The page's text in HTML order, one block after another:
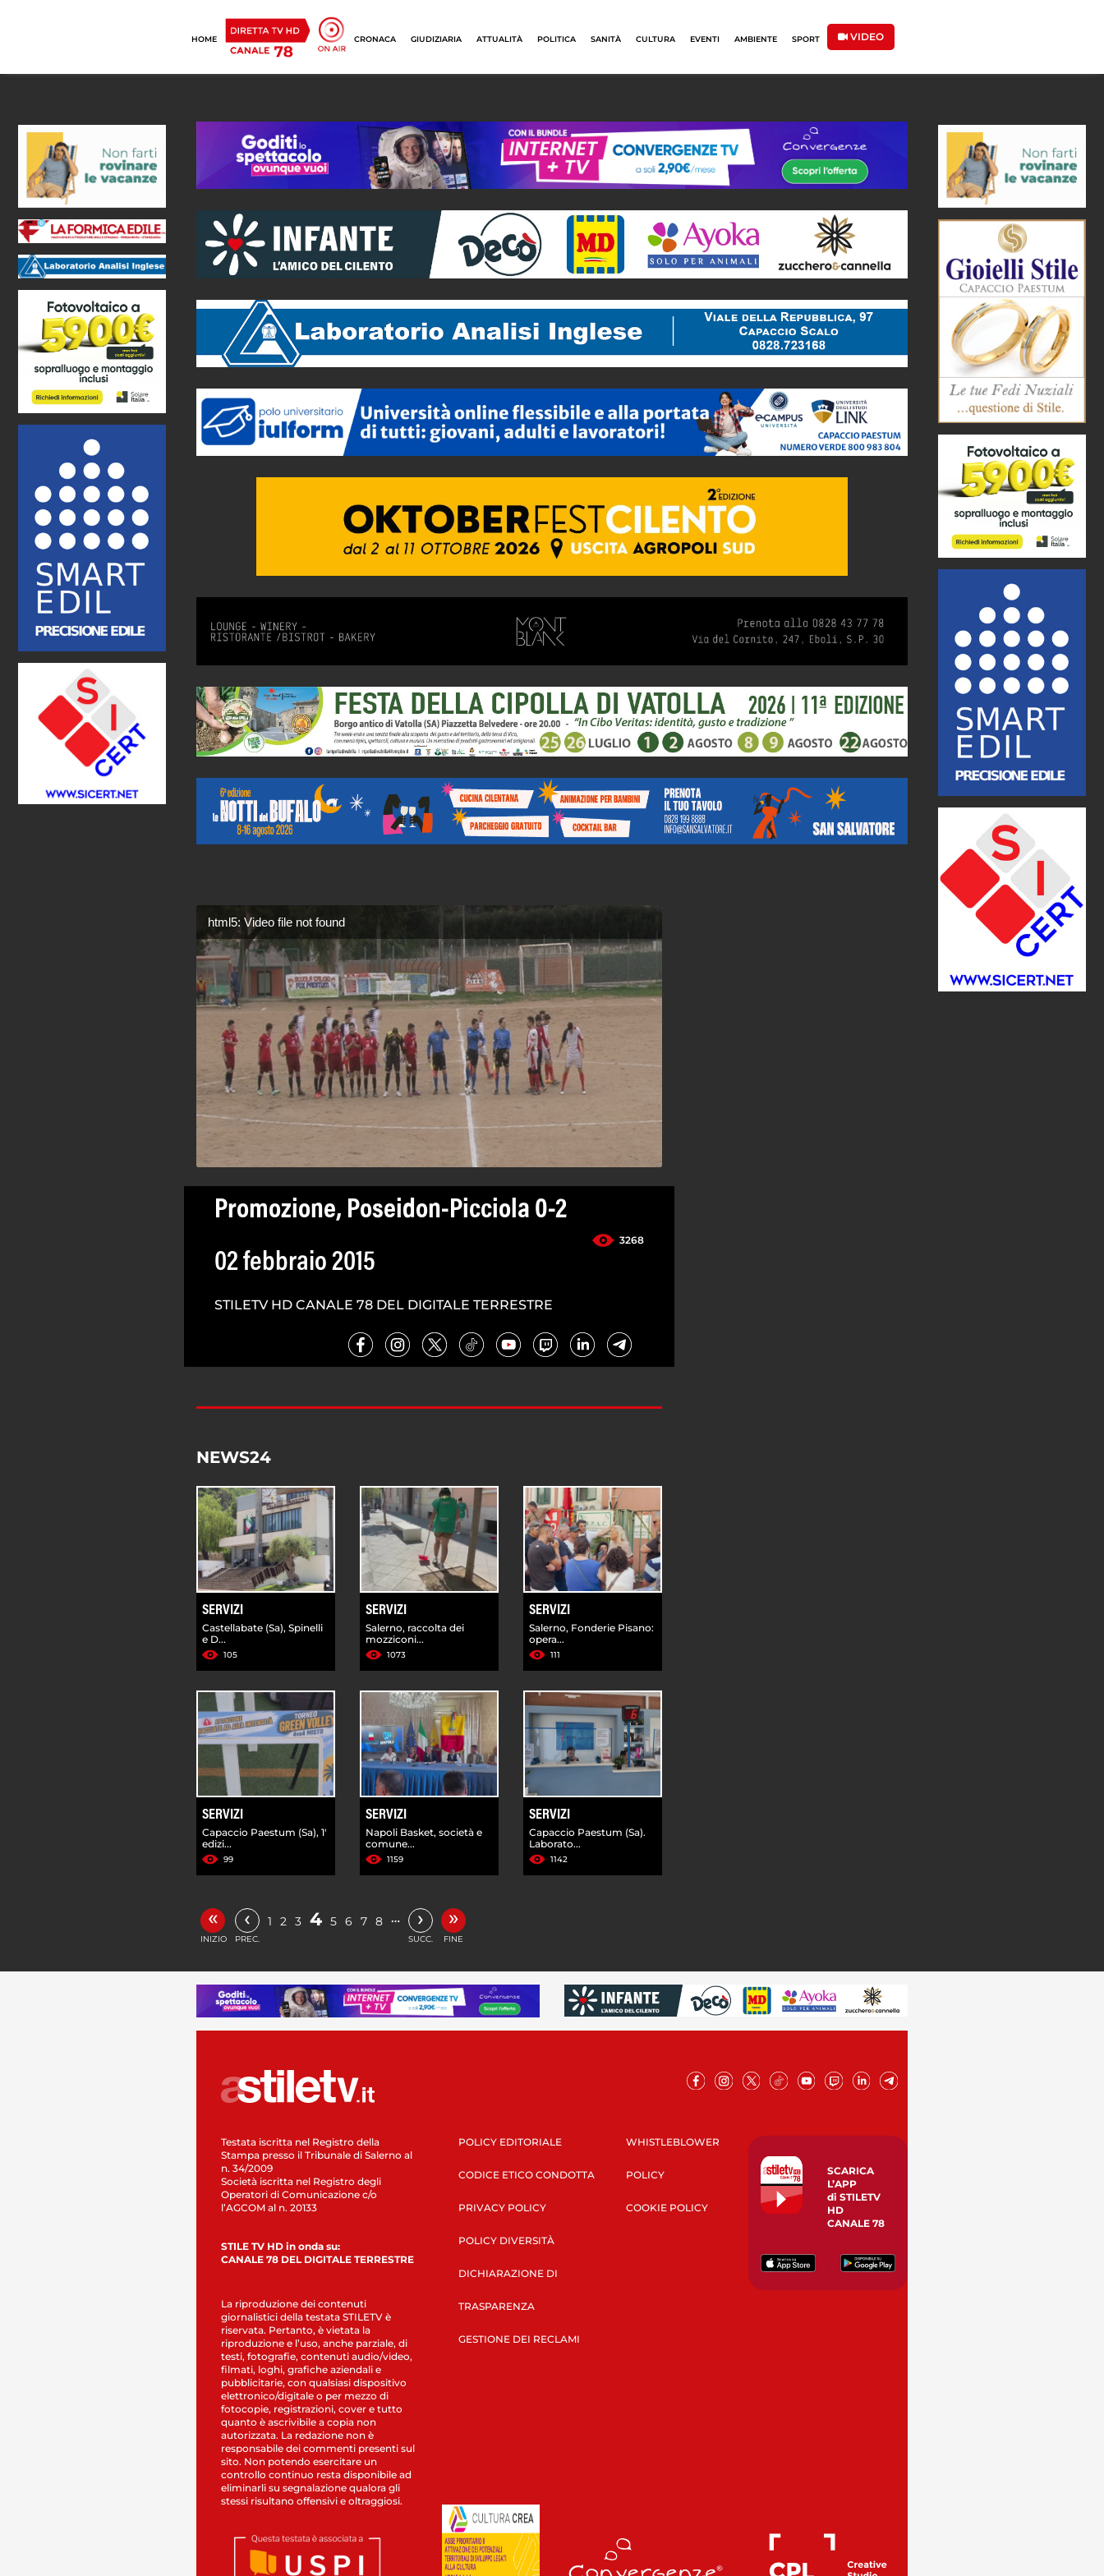
HOME CRONACA GIUDIZIARIA ATTUALITÀ POLITICA SANITÀ CULTURA EVENTI AMBIENTE SPORT VIDEO
html5: Video file not found
Promozione, Poseidon-Picciola 0-2
3268
02 febbraio 2015
STILETV HD CANALE 78 DEL DIGITALE TERRESTRE
NEWS24
SERVIZI
Castellabate (Sa), Spinelli
e D...
105
SERVIZI
Salerno, raccolta dei
mozziconi...
1073
SERVIZI
Salerno, Fonderie Pisano:
opera...
111
SERVIZI
Capaccio Paestum (Sa), 1'
edizi...
99
SERVIZI
Napoli Basket, società e
comune...
1159
SERVIZI
Capaccio Paestum (Sa).
Laborato...
1142
«
INIZIO
‹
PREC.
1 2 3 4 5 6 7 8 … ›
SUCC.
»
FINE
Testata iscritta nel Registro della
Stampa presso il Tribunale di Salerno al
n. 34/2009
Società iscritta nel Registro degli
Operatori di Comunicazione c/o
l’AGCOM al n. 20133
STILE TV HD in onda su:
CANALE 78 DEL DIGITALE TERRESTRE
La riproduzione dei contenuti
giornalistici della testata STILETV è
riservata. Pertanto, è vietata la
riproduzione e l’uso, anche parziale, di
testi, fotografie, contenuti audio/video,
filmati, loghi, grafiche aziendali e
pubblicitarie, con qualsiasi dispositivo
elettronico/digitale o per mezzo di
fotocopie, registrazioni, cover e tutto
quanto è ascrivibile a copia non
autorizzata. La redazione non è
responsabile dei commenti presenti sul
sito. Non potendo esercitare un
controllo continuo resta disponibile ad
eliminarli su segnalazione qualora gli
stessi risultano offensivi e oltraggiosi.
POLICY EDITORIALE
CODICE ETICO CONDOTTA
PRIVACY POLICY
POLICY DIVERSITÀ
DICHIARAZIONE DI
TRASPARENZA
GESTIONE DEI RECLAMI
WHISTLEBLOWER
POLICY
COOKIE POLICY
SCARICA
L’APP
di STILETV
HD
CANALE 78